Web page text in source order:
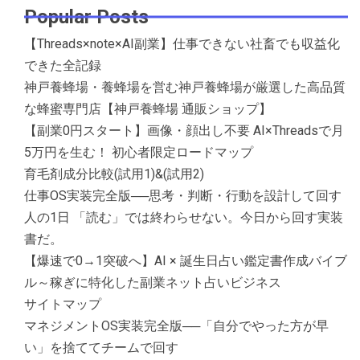
Popular Posts
【Threads×note×AI副業】仕事できない社畜でも収益化
できた全記録
神戸養蜂場・養蜂場を営む神戸養蜂場が厳選した高品質
な蜂蜜専門店【神戸養蜂場 通販ショップ】
【副業0円スタート】画像・顔出し不要 AI×Threadsで月
5万円を生む！ 初心者限定ロードマップ
育毛剤成分比較(試用1)&(試用2)
仕事OS実装完全版──思考・判断・行動を設計して回す
人の1日 「読む」では終わらせない。今日から回す実装
書だ。
【爆速で0→1突破へ】AI × 誕生日占い鑑定書作成バイブ
ル～稼ぎに特化した副業ネット占いビジネス
サイトマップ
マネジメントOS実装完全版──「自分でやった方が早
い」を捨ててチームで回す